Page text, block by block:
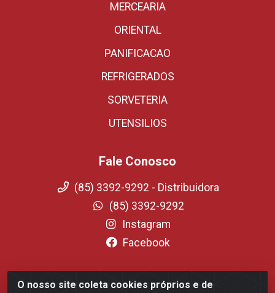
O nosso site coleta cookies próprios e de
MERCEARIA
ORIENTAL
PANIFICACAO
REFRIGERADOS
SORVETERIA
UTENSILIOS
Fale Conosco
(85) 3392-9292 - Distribuidora
(85) 3392-9292
Instagram
Facebook